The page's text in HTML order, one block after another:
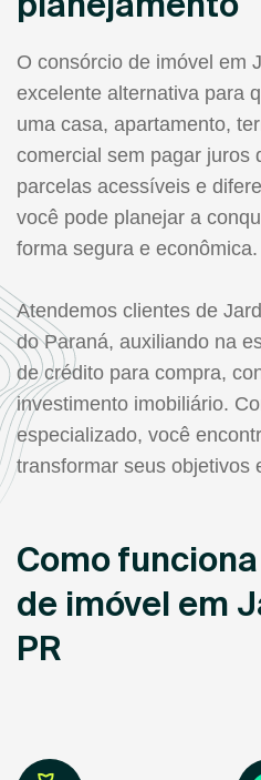
O consórcio de imóvel em
excelente alternativa para
uma casa, apartamento,
comercial sem pagar juros
parcelas acessíveis e
você pode planejar a
forma segura e econômica.
Atendemos clientes de
do Paraná, auxiliando na
de crédito para compra,
investimento imobiliário.
especializado, você
transformar seus objetivos
Como
de imóvel em
PR